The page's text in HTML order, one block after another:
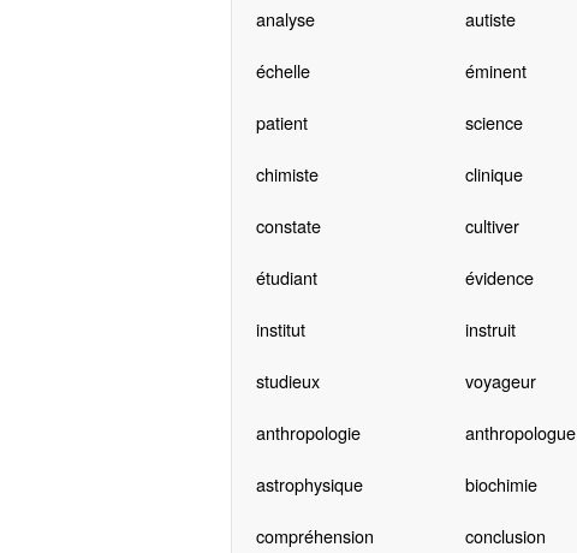
analyse autiste
échelle éminent
patient science
chimiste clinique
constate cultiver
étudiant évidence
institut instruit
studieux voyageur
anthropologie anthropologue
astrophysique biochimie
compréhension conclusion